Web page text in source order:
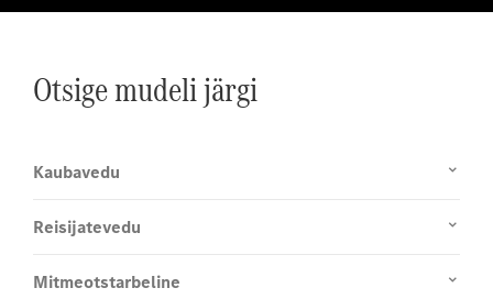
Otsige mudeli järgi
Kaubavedu
Reisijatevedu
Mitmeotstarbeline